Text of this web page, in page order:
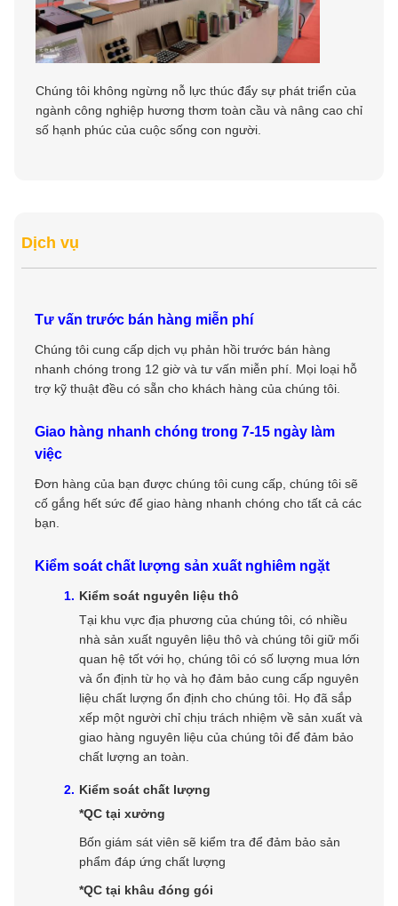
Chúng tôi không ngừng nỗ lực thúc đẩy sự phát triển của
ngành công nghiệp hương thơm toàn cầu và nâng cao chỉ
số hạnh phúc của cuộc sống con người.
Dịch vụ
Tư vấn trước bán hàng miễn phí
Chúng tôi cung cấp dịch vụ phản hồi trước bán hàng
nhanh chóng trong 12 giờ và tư vấn miễn phí. Mọi loại hỗ
trợ kỹ thuật đều có sẵn cho khách hàng của chúng tôi.
Giao hàng nhanh chóng trong 7-15 ngày làm
việc
Đơn hàng của bạn được chúng tôi cung cấp, chúng tôi sẽ
cố gắng hết sức để giao hàng nhanh chóng cho tất cả các
bạn.
Kiểm soát chất lượng sản xuất nghiêm ngặt
Kiểm soát nguyên liệu thô
Tại khu vực địa phương của chúng tôi, có nhiều
nhà sản xuất nguyên liệu thô và chúng tôi giữ mối
quan hệ tốt với họ, chúng tôi có số lượng mua lớn
và ổn định từ họ và họ đảm bảo cung cấp nguyên
liệu chất lượng ổn định cho chúng tôi. Họ đã sắp
xếp một người chỉ chịu trách nhiệm về sản xuất và
giao hàng nguyên liệu của chúng tôi để đảm bảo
chất lượng an toàn.
Kiểm soát chất lượng
*QC tại xưởng
Bốn giám sát viên sẽ kiểm tra để đảm bảo sản
phẩm đáp ứng chất lượng
*QC tại khâu đóng gói